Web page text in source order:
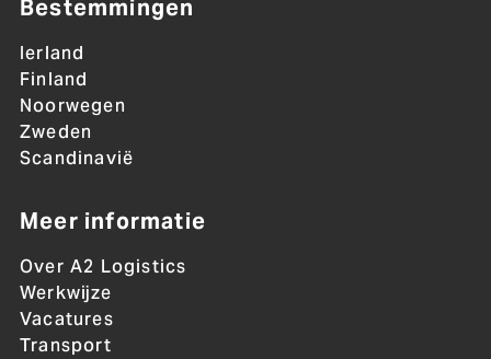
Bestemmingen
Ierland
Finland
Noorwegen
Zweden
Scandinavië
Meer informatie
Over A2 Logistics
Werkwijze
Vacatures
Transport